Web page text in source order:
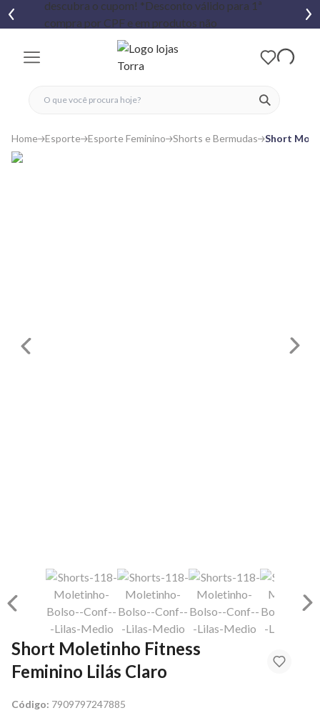
ver
fechar menu
fechar menu
favoritos
Home Esporte Esporte Feminino Shorts e Bermudas Short
Short Moletinho Fitness
Feminino Lilás Claro
Código: 7909797247885